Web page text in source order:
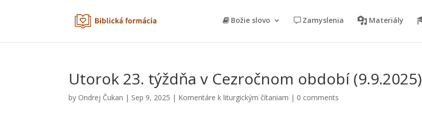
Božie slovo Zamyslenia Materiály
Utorok 23. týždňa v Cezročnom období (9.9.2025)
by Ondrej Čukan | Sep 9, 2025 | Komentáre k liturgickým čítaniam | 0 comments